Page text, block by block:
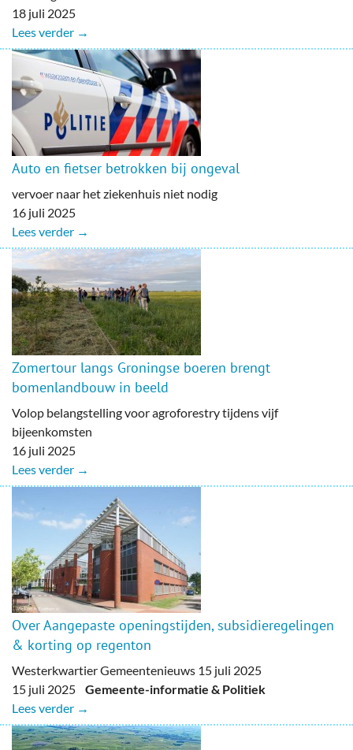
18 juli 2025
Lees verder →
Auto en fietser betrokken bij ongeval
vervoer naar het ziekenhuis niet nodig
16 juli 2025
Lees verder →
Zomertour langs Groningse boeren brengt
bomenlandbouw in beeld
Volop belangstelling voor agroforestry tijdens vijf
bijeenkomsten
16 juli 2025
Lees verder →
Over Aangepaste openingstijden, subsidieregelingen
& korting op regenton
Westerkwartier Gemeentenieuws 15 juli 2025
15 juli 2025 Gemeente-informatie & Politiek
Lees verder →